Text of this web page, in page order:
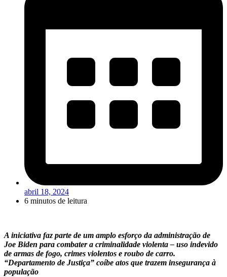
abril 18, 2024
6 minutos de leitura
A iniciativa faz parte de um amplo esforço da administração de
Joe Biden para combater a criminalidade violenta – uso indevido
de armas de fogo, crimes violentos e roubo de carro.
“Departamento de Justiça” coíbe atos que trazem insegurança à
população